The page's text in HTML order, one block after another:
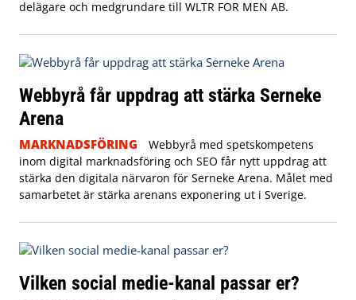
delägare och medgrundare till WLTR FOR MEN AB.
Webbyrå får uppdrag att stärka Serneke
Arena
MARKNADSFÖRING
Webbyrå med spetskompetens
inom digital marknadsföring och SEO får nytt uppdrag att
stärka den digitala närvaron för Serneke Arena. Målet med
samarbetet är stärka arenans exponering ut i Sverige.
Vilken social medie-kanal passar er?